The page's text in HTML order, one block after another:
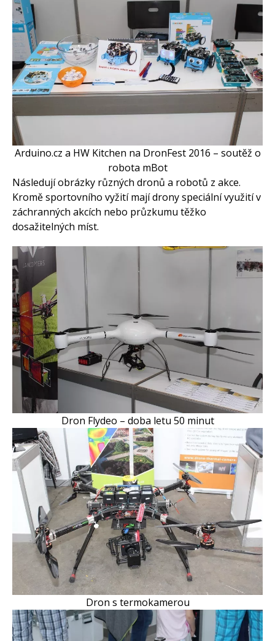
Arduino.cz a HW Kitchen na DronFest 2016 – soutěž o
robota mBot
Následují obrázky různých dronů a robotů z akce.
Kromě sportovního vyžití mají drony speciální využití v
záchranných akcích nebo průzkumu těžko
dosažitelných míst.
Dron Flydeo – doba letu 50 minut
Dron s termokamerou